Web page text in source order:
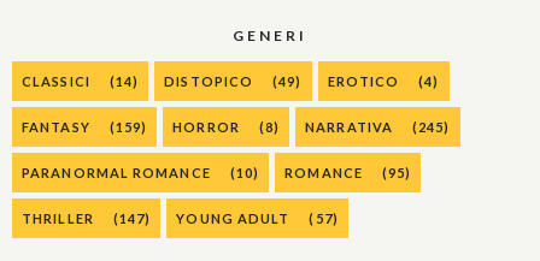
GENERI
CLASSICI (14) DISTOPICO (49) EROTICO (4)
FANTASY (159) HORROR (8) NARRATIVA (245)
PARANORMAL ROMANCE (10) ROMANCE (95)
THRILLER (147) YOUNG ADULT (57)